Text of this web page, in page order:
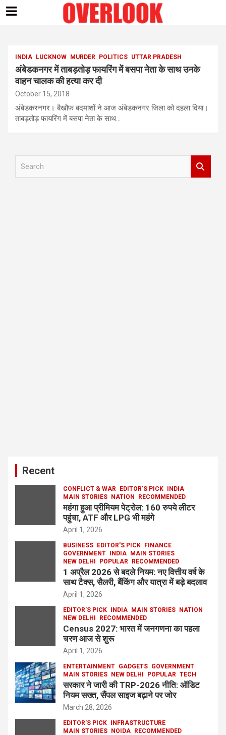
INDIA LUCKNOW MURDER POLITICS UTTAR PRADESH
अंबेडकनगर में ताबड़तोड़ फायरिंग में बसपा नेता के साथ उनके
वाहन चालक की हत्या कर दी
October 15, 2018
अंबेडकरनगर। बैखौफ बदमाशों ने आज अंबेडकनगर जिला को दहला दिया।
ताबड़तोड़ फायरिंग में बसपा नेता के साथ…
Recent
CONFLICT & WAR EDITOR'S PICK
INDIA
MAIN STORIES
NATION RECOMMENDED
महंगा हुआ प्रीमियम पेट्रोल: 160 रुपये लीटर
पहुंचा, ATF और LPG भी महंगे
April 1, 2026
BUSINESS EDITOR'S PICK
FINANCE
GOVERNMENT
INDIA
MAIN STORIES
NEW DELHI
POPULAR RECOMMENDED
1 अप्रैल 2026 से बदले नियम: नए वित्तीय वर्ष के
साथ टैक्स, सैलरी, बैंकिंग और यात्रा में बड़े बदलाव
April 1, 2026
EDITOR'S PICK INDIA MAIN STORIES
NATION
NEW DELHI
RECOMMENDED
Census 2027: भारत में जनगणना का पहला
चरण आज से शुरू
April 1, 2026
ENTERTAINMENT GADGETS GOVERNMENT
MAIN STORIES
NEW DELHI POPULAR TECH
सरकार ने जारी की TRP-2026 नीति: ऑडिट
नियम सख्त, सैंपल साइज बढ़ाने पर जोर
March 28, 2026
EDITOR'S PICK
INFRASTRUCTURE
MAIN STORIES
NOIDA
RECOMMENDED